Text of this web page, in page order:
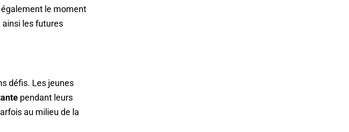
également le moment
ainsi les futures
défis. Les jeunes
pendant leurs
au milieu de la